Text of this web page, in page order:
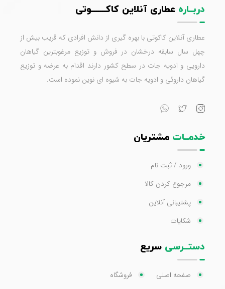
دربــاره عطاری آنلاین کاکـــــــوتی
عطاری آنلاین کاکوتی با بهره گیری از دانش افرادی که قریب بیش از
چهل سال سابقه درخشان در فروش و توزیع مرغوبترین گیاهان
دارویی و ادویه جات در سطح کشور دارند اقدام به عرضه و توزیع
گیاهان داروئی و ادویه جات به شیوه ای نوین نموده است.
خدمــات مشتریان
ورود / ثبت نام
مرجوع کردن کالا
پشتیبانی آنلاین
شکایات
دستــرسی سریع
صفحه اصلی
فروشگاه